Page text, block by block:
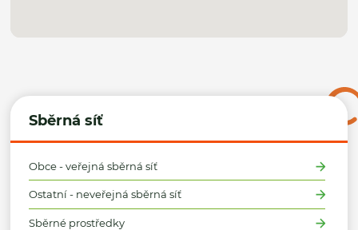
Sběrná síť
Obce - veřejná sběrná síť
Ostatní - neveřejná sběrná síť
Sběrné prostředky